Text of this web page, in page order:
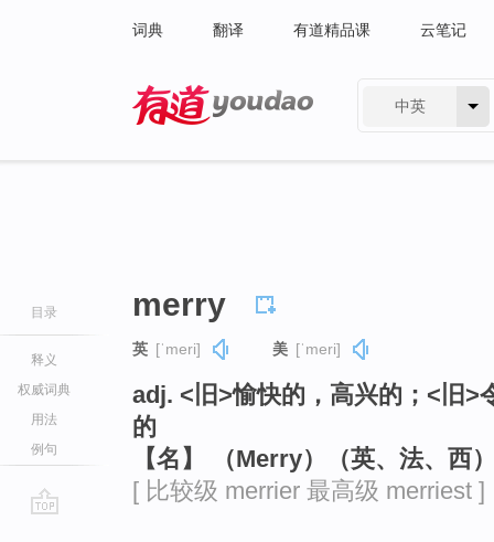
词典 翻译 有道精品课 云笔记
中英
目录
释义
权威词典
用法
例句
merry
英 [ˈmeri] 美 [ˈmeri]
adj. <旧>愉快的，高兴的；<旧>
的
【名】 （Merry）（英、法、西
[ 比较级 merrier 最高级 merriest ]